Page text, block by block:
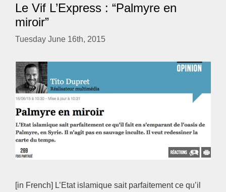
Le Vif L’Express : “Palmyre en
miroir”
Tuesday June 16th, 2015
[in French] L’Etat islamique sait parfaitement ce qu’il